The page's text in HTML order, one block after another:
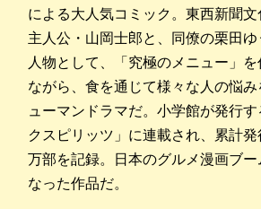
による大人気コミック。東西新聞
主人公・山岡士郎と、同僚の栗田
人物として、「究極のメニュー」
ながら、食を通じて様々な人の悩
ューマンドラマだ。小学館が発行
クスピリッツ」に連載され、累計
万部を記録。日本のグルメ漫画ブ
なった作品だ。